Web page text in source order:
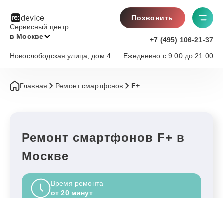
Сервисный центр
в Москве
Позвонить
+7 (495) 106-21-37
Ежедневно с 9:00 до 21:00
Новослободская улица, дом 4
Главная Ремонт смартфонов F+
Ремонт смартфонов F+ в
Москве
Время ремонта
от 20 минут